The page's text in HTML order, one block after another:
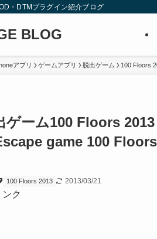
・DTMプラグイン紹介ブログ
BLOG
アプリ ゲームアプリ 脱出ゲーム 100 Floors
ゲーム100 Floors
game 100
100 Floors 2013 2013/03/21
ク